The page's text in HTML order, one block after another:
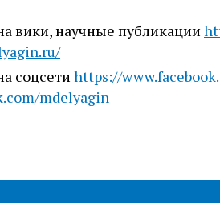
вики, научные публикации
соцсетиhttps://
mdelyagin